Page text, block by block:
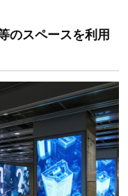
のスペースを利用